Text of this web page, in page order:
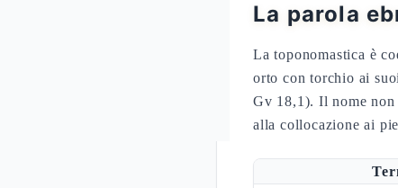
La parola
La toponomastica è
orto con torchio ai
Gv 18,1). Il nome
alla collocazione ai